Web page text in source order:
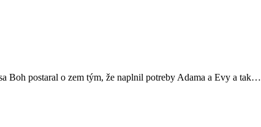
Boh postaral o zem tým, že naplnil potreby Adama a Evy a tak…